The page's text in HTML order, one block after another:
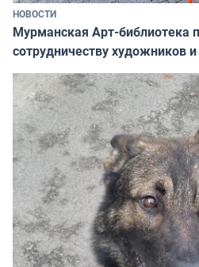
НОВОСТИ
Мурманская Арт-библиотека
сотрудничеству художников